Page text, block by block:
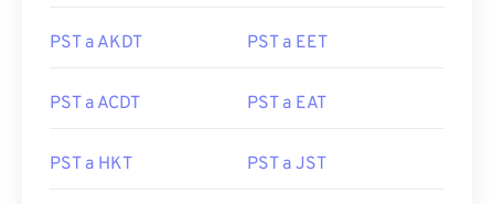
PST a AKDT PST a EET
PST a ACDT PST a EAT
PST a HKT PST a JST